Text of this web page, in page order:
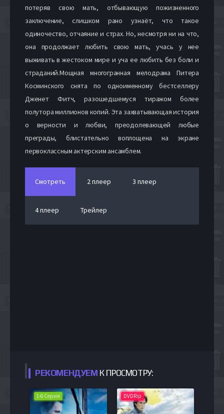
потеряв свою мать, отбывающую пожизненного
заключение, слишком рано узнаёт, что такое
одиночество, отчаяние и страх. Но, несмотря ни на что,
она продолжает любить свою мать, учась у нее
выживать в жестоком мире и уча ее любить без боли и
страданий.Мощная многогранная мелодрама Питера
Косминского снята по одноименному бестселлеру
Дженет Фитч, разошедшемуся тиражом более
полутора миллионов копий. Эта захватывающая история
о верности и любви, преодолевающей любые
преграды, блистательно воплощена на экране
первоклассным актерским ансамблем.
Смотреть 2 плеер 3 плеер
4 плеер Трейлер
РЕКОМЕНДУЕМ К ПРОСМОТРУ:
1-6 Серия DVDRip